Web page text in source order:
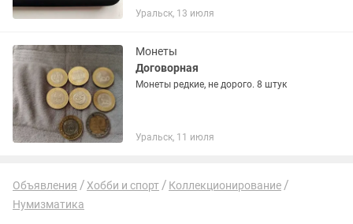
Уральск, 13 июля
Монеты
Договорная
Монеты редкие, не дорого. 8 штук
Уральск, 11 июля
Объявления Хобби и спорт
Коллекционирование
Нумизматика